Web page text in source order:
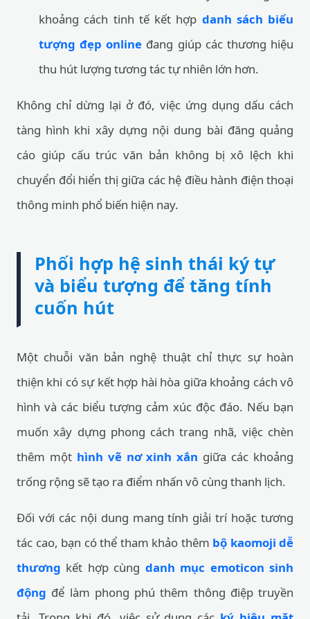
khoảng cách tinh tế kết hợp danh sách biểu
tượng đẹp online đang giúp các thương hiệu
thu hút lượng tương tác tự nhiên lớn hơn.
Không chỉ dừng lại ở đó, việc ứng dụng dấu cách
tàng hình khi xây dựng nội dung bài đăng quảng
cáo giúp cấu trúc văn bản không bị xô lệch khi
chuyển đổi hiển thị giữa các hệ điều hành điện thoại
thông minh phổ biến hiện nay.
Phối hợp hệ sinh thái ký tự
và biểu tượng để tăng tính
cuốn hút
Một chuỗi văn bản nghệ thuật chỉ thực sự hoàn
thiện khi có sự kết hợp hài hòa giữa khoảng cách vô
hình và các biểu tượng cảm xúc độc đáo. Nếu bạn
muốn xây dựng phong cách trang nhã, việc chèn
thêm một hình vẽ nơ xinh xắn giữa các khoảng
trống rộng sẽ tạo ra điểm nhấn vô cùng thanh lịch.
Đối với các nội dung mang tính giải trí hoặc tương
tác cao, bạn có thể tham khảo thêm bộ kaomoji dễ
thương kết hợp cùng danh mục emoticon sinh
động để làm phong phú thêm thông điệp truyền